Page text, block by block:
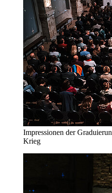
Impressionen der
Krieg